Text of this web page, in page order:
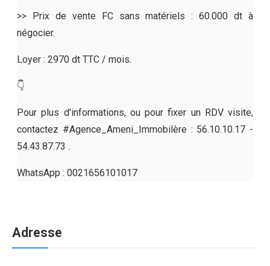
>> Prix de vente FC sans matériels : 60.000 dt à
négocier.
Loyer : 2970 dt TTC / mois.
👇
Pour plus d'informations, ou pour fixer un RDV visite,
contactez #Agence_Ameni_Immobilère : 56.10.10.17 -
54.43.87.73 .
WhatsApp : 0021656101017
Adresse